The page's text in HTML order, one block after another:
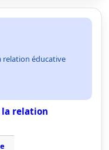
relation éducative
la relation